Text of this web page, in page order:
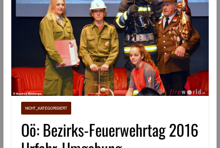
NICHT_KATEGORISIERT
Oö: Bezirks-Feuerwehrtag 2016